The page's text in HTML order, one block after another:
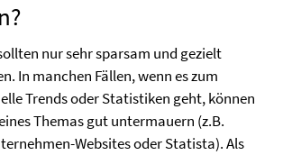
nur sehr sparsam und gezielt
In manchen Fällen, wenn es zum
Trends oder Statistiken geht, können
Themas gut untermauern (z.B.
Websites oder Statista). Als